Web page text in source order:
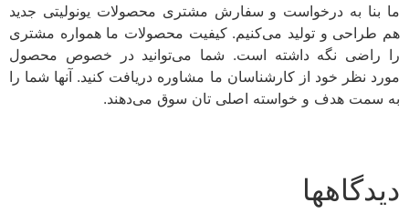
ما بنا به درخواست و سفارش مشتری محصولات یونولیتی جدید
هم طراحی و تولید می‌کنیم. کیفیت محصولات ما همواره مشتری
را راضی نگه داشته است. شما می‌توانید در خصوص محصول
مورد نظر خود از کارشناسان ما مشاوره دریافت کنید. آنها شما را
به سمت هدف و خواسته اصلی تان سوق می‌دهند.
دیدگاهها